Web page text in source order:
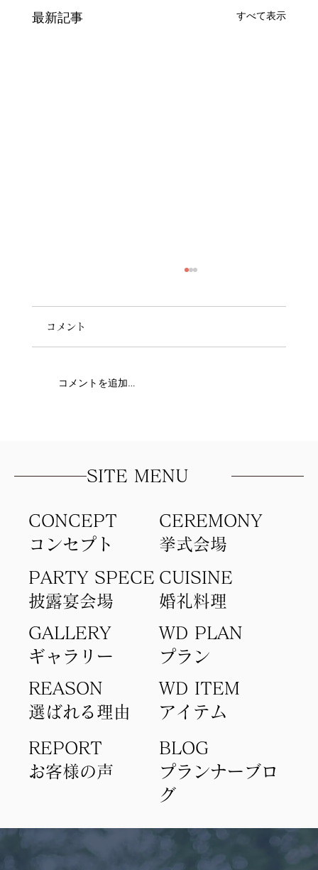
最新記事 すべて表示
コメント
コメントを追加…
CONCEPT
コンセプト​
​CEREMONY
​挙式会場
GALLERY
ギャラリー
PARTY SPECE
​披露宴会場
CUISINE
​婚礼料理
​プランナーブロ
グ
BLOG
REPORT
​お客様の声
アイテム​
WD ITEM
選ばれる理由
REASON
​プラン
WD PLAN
SITE MENU